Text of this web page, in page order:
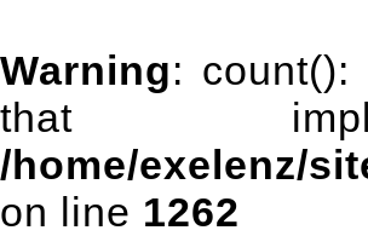
Warning: count():
that
/home/exelenz/
on line 1262